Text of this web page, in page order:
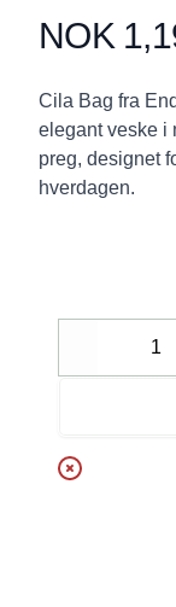
Produktdetaljer
NOK
Description
Cila Bag fra
elegant veske i
preg, designet
hverdagen.
Decrease